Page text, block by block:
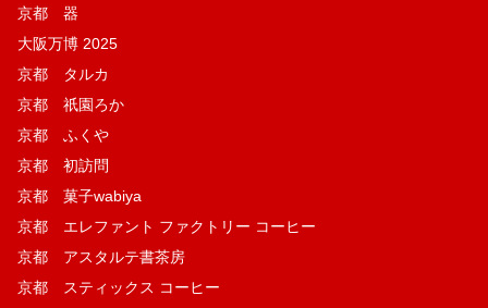
京都 器
大阪万博 2025
京都 タルカ
京都 祇園ろか
京都 ふくや
京都 初訪問
京都 菓子wabiya
京都 エレファント ファクトリー コーヒー
京都 アスタルテ書茶房
京都 スティックス コーヒー